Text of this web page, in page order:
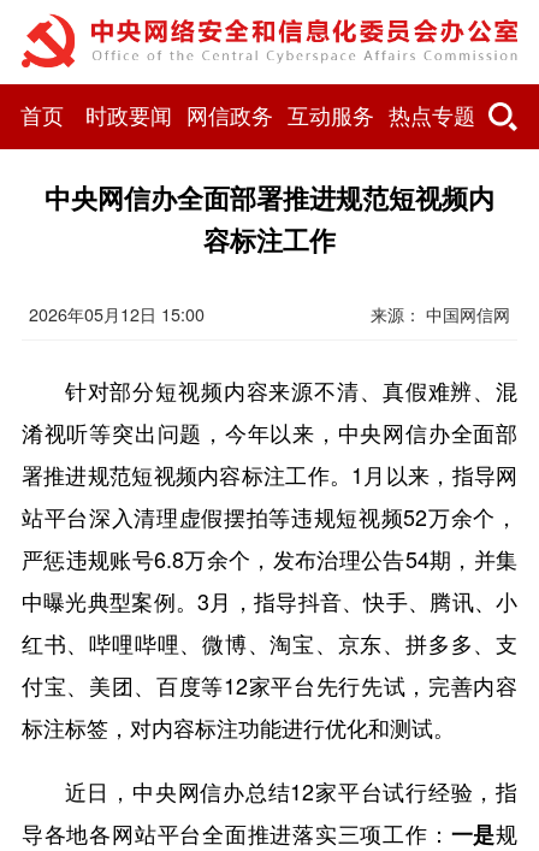
首页 时政要闻 网信政务 互动服务 热点专题
中央网信办全面部署推进规范短视频内
容标注工作
2026年05月12日 15:00 来源：中国网信网
针对部分短视频内容来源不清、真假难辨、混
淆视听等突出问题，今年以来，中央网信办全面部
署推进规范短视频内容标注工作。1月以来，指导网
站平台深入清理虚假摆拍等违规短视频52万余个，
严惩违规账号6.8万余个，发布治理公告54期，并集
中曝光典型案例。3月，指导抖音、快手、腾讯、小
红书、哔哩哔哩、微博、淘宝、京东、拼多多、支
付宝、美团、百度等12家平台先行先试，完善内容
标注标签，对内容标注功能进行优化和测试。
近日，中央网信办总结12家平台试行经验，指
导各地各网站平台全面推进落实三项工作： 一是规